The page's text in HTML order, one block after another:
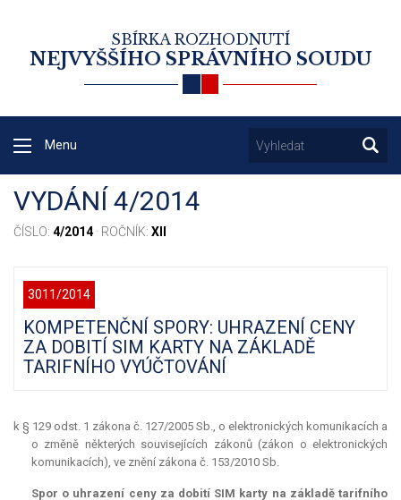
SBÍRKA ROZHODNUTÍ
NEJVYŠŠÍHO SPRÁVNÍHO SOUDU
Menu
VYDÁNÍ 4/2014
ČÍSLO: 4/2014· ROČNÍK: XII
3011/2014
KOMPETENČNÍ SPORY: UHRAZENÍ CENY
ZA DOBITÍ SIM KARTY NA ZÁKLADĚ
TARIFNÍHO VYÚČTOVÁNÍ
k § 129 odst. 1 zákona č. 127/2005 Sb., o elektronických komunikacích a
o změně některých souvisejících zákonů (zákon o elektronických
komunikacích), ve znění zákona č. 153/2010 Sb.
Spor o uhrazení ceny za dobití SIM karty na základě tarifního